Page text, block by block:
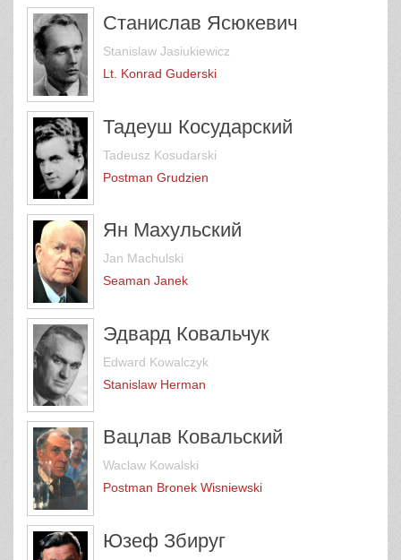
Станислав Ясюкевич
Stanislaw Jasiukiewicz
Lt. Konrad Guderski
Тадеуш Косударский
Tadeusz Kosudarski
Postman Grudzien
Ян Махульский
Jan Machulski
Seaman Janek
Эдвард Ковальчук
Edward Kowalczyk
Stanislaw Herman
Вацлав Ковальский
Waclaw Kowalski
Postman Bronek Wisniewski
Юзеф Збируг